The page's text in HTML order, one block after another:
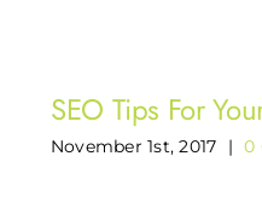
SEO Tips For
November 1st, 2017 | 0